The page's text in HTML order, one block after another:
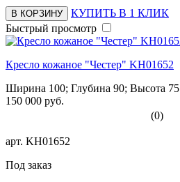
В КОРЗИНУ
КУПИТЬ В 1 КЛИК
Быстрый просмотр
Кресло кожаное "Честер" KH01652
Ширина 100; Глубина 90; Высота 75
150 000 руб.
(0)
арт. KH01652
Под заказ